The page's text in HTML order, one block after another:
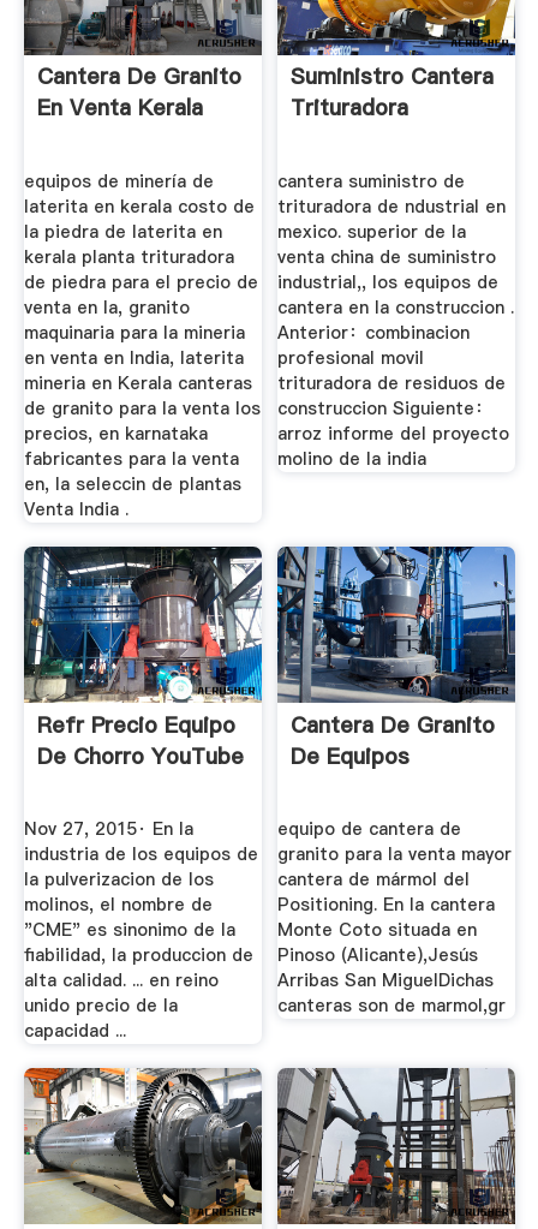
Cantera De Granito
En Venta Kerala
equipos de minería de
laterita en kerala costo de
la piedra de laterita en
kerala planta trituradora
de piedra para el precio de
venta en la, granito
maquinaria para la mineria
en venta en India, laterita
mineria en Kerala canteras
de granito para la venta los
precios, en karnataka
fabricantes para la venta
en, la seleccin de plantas
Venta India .
Suministro Cantera
Trituradora
cantera suministro de
trituradora de ndustrial en
mexico. superior de la
venta china de suministro
industrial,, los equipos de
cantera en la construccion .
Anterior：combinacion
profesional movil
trituradora de residuos de
construccion Siguiente：
arroz informe del proyecto
molino de la india
Refr Precio Equipo
De Chorro YouTube
Nov 27, 2015· En la
industria de los equipos de
la pulverizacion de los
molinos, el nombre de
"CME" es sinonimo de la
fiabilidad, la produccion de
alta calidad. ... en reino
unido precio de la
capacidad ...
Cantera De Granito
De Equipos
equipo de cantera de
granito para la venta mayor
cantera de mármol del
Positioning. En la cantera
Monte Coto situada en
Pinoso (Alicante),Jesús
Arribas San MiguelDichas
canteras son de marmol,gr